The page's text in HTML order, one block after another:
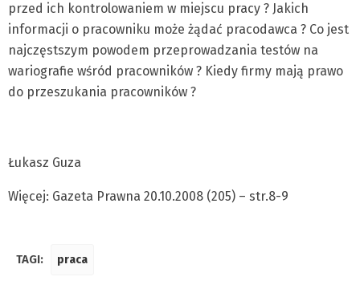
przed ich kontrolowaniem w miejscu pracy ? Jakich
informacji o pracowniku może żądać pracodawca ? Co jest
najczęstszym powodem przeprowadzania testów na
wariografie wśród pracowników ? Kiedy firmy mają prawo
do przeszukania pracowników ?
Łukasz Guza
Więcej: Gazeta Prawna 20.10.2008 (205) – str.8-9
TAGI: praca